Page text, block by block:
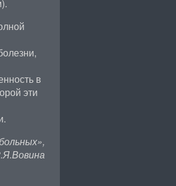
в
эти